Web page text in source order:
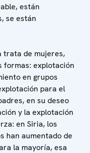
están
se están
trata de mujeres,
formas: explotación
en grupos
para el
en su deseo
y la explotación
en Siria, los
han aumentado de
la mayoría, esa